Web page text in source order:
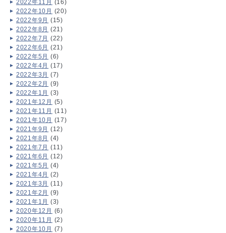
2022年11月 (16)
2022年10月 (20)
2022年9月 (15)
2022年8月 (21)
2022年7月 (22)
2022年6月 (21)
2022年5月 (6)
2022年4月 (17)
2022年3月 (7)
2022年2月 (9)
2022年1月 (3)
2021年12月 (5)
2021年11月 (11)
2021年10月 (17)
2021年9月 (12)
2021年8月 (4)
2021年7月 (11)
2021年6月 (12)
2021年5月 (4)
2021年4月 (2)
2021年3月 (11)
2021年2月 (9)
2021年1月 (3)
2020年12月 (6)
2020年11月 (2)
2020年10月 (7)